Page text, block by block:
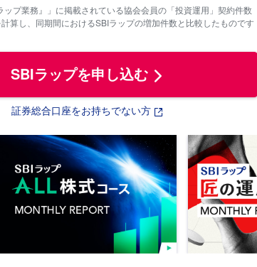
プ業務』」に掲載されている協会会員の「投資運用」契約件
し、同期間におけるSBIラップの増加件数と比較したものです
SBIラップを申し込む
証券総合口座をお持ちでない方